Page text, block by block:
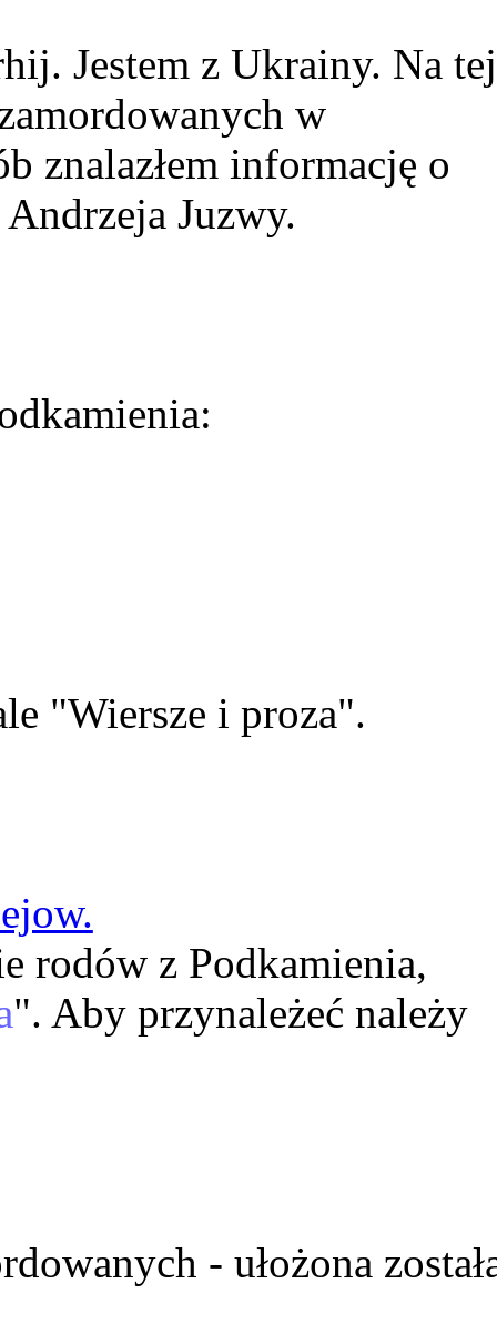
Jestem z Ukrainy. Na tej
w
znalazłem informację o
Juzwy.
"Wiersze i proza".
rodów z Podkamienia,
". Aby przynależeć należy
- ułożona